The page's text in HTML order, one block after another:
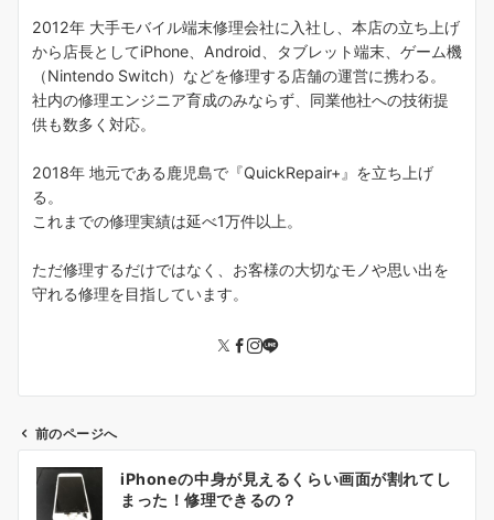
2012年 大手モバイル端末修理会社に入社し、本店の立ち上げ
から店長としてiPhone、Android、タブレット端末、ゲーム機
（Nintendo Switch）などを修理する店舗の運営に携わる。
社内の修理エンジニア育成のみならず、同業他社への技術提
供も数多く対応。
2018年 地元である鹿児島で『QuickRepair+』を立ち上げ
る。
これまでの修理実績は延べ1万件以上。
ただ修理するだけではなく、お客様の大切なモノや思い出を
守れる修理を目指しています。
前のページへ
iPhoneの中身が見えるくらい画面が割れてし
まった！修理できるの？